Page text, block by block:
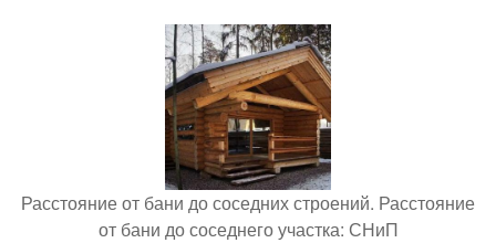
Расстояние от бани до соседних строений. Расстояние
от бани до соседнего участка: СНиП